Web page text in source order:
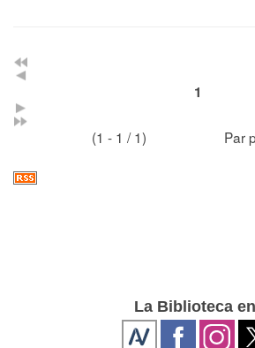
1
(1 - 1 / 1) Par
La Biblioteca